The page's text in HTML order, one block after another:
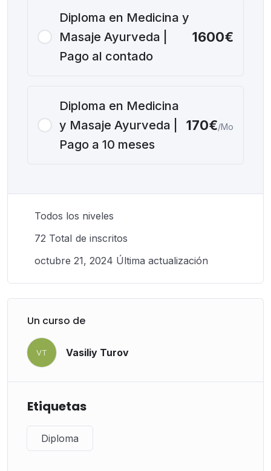
Diploma en Medicina y
Masaje Ayurveda |
Pago al contado
1600€
Diploma en Medicina
y Masaje Ayurveda |
Pago a 10 meses
170€/Mo
Todos los niveles
72 TotaI de inscritos
octubre 21, 2024 Última actualización
Un curso de
VT Vasiliy Turov
Etiquetas
Diploma